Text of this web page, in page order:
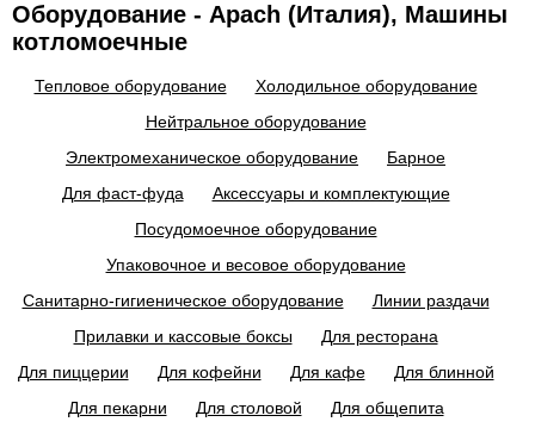
Оборудование - Apach (Италия), Машины
котломоечные
Тепловое оборудование
Холодильное оборудование
Нейтральное оборудование
Электромеханическое оборудование
Барное
Для фаст-фуда
Аксессуары и комплектующие
Посудомоечное оборудование
Упаковочное и весовое оборудование
Санитарно-гигиеническое оборудование
Линии раздачи
Прилавки и кассовые боксы
Для ресторана
Для пиццерии
Для кофейни Для кафе
Для блинной
Для пекарни
Для столовой
Для общепита